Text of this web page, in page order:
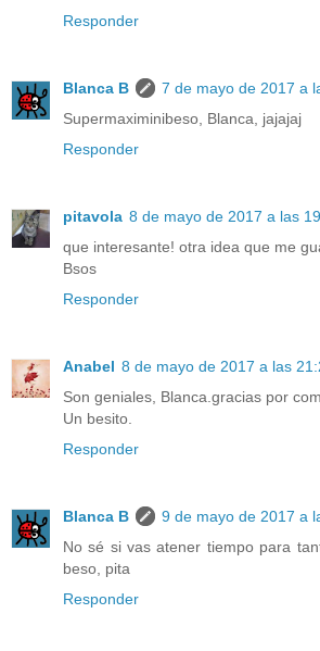
Responder
Blanca B
7 de mayo de 2017 a
Supermaximinibeso, Blanca, jajajaj
Responder
pitavola 8 de mayo de 2017 a las
que interesante! otra idea que me
Bsos
Responder
Anabel 8 de mayo de 2017 a las
Son geniales, Blanca.gracias por
Un besito.
Responder
Blanca B
9 de mayo de 2017 a
No sé si vas atener tiempo para
beso, pita
Responder